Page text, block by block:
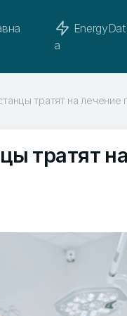
EnergyDat
a
тратят на лечение
тратят